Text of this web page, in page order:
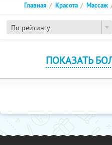
По рейтингу
Главная Красота Массаж
ПОКАЗАТЬ